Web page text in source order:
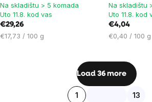
Na skladištu > 5 komada
Uto 11.8. kod vas
€29,26
Cijena
€17,73 / 100 g
Na skladištu
Uto 11.8. kod
€4,04
Cijena
€0,40 / 100 g
Listing
controls
Load 36 more
Pagination
1 13